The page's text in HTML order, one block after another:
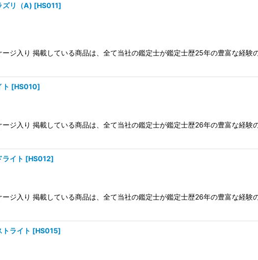
絞り込む
ズリ（A) [HS011]
入り 掲載している商品は、全て当社の鑑定士が鑑定士歴25年の豊富な経験
ト [HS010]
入り 掲載している商品は、全て当社の鑑定士が鑑定士歴26年の豊富な経験
イト [HS012]
入り 掲載している商品は、全て当社の鑑定士が鑑定士歴26年の豊富な経験
ライト [HS015]